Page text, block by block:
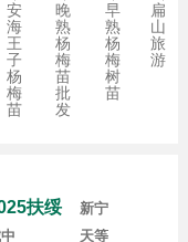
安
海
王
子
杨
梅
苗
晚
熟
杨
梅
苗
批
发
早
熟
杨
梅
树
苗
扁
山
旅
游
扶绥
新宁
天等